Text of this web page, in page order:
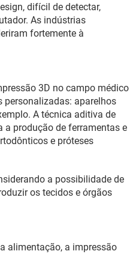
difícil de detectar,
As indústrias
fortemente à
3D no campo médico
personalizadas: aparelhos
A técnica aditiva de
produção de ferramentas e
e próteses
a possibilidade de
os tecidos e órgãos
alimentação, a impressão